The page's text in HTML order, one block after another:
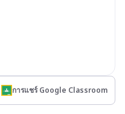
การแชร์ Google Classroom